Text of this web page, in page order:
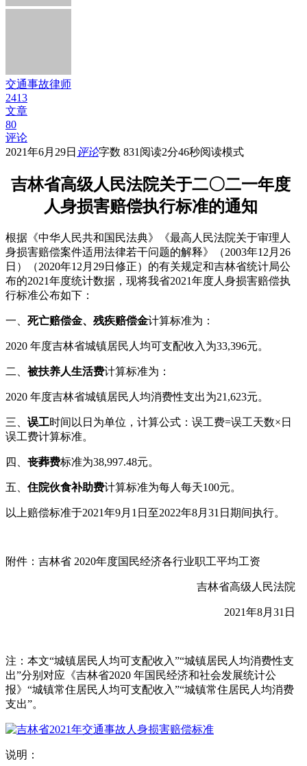
交通事故律师
2413
文章
80
评论
2021年6月29日 评论字数 831 阅读2分46秒阅读模式
吉林省高级人民法院关于二〇二一年度
人身损害赔偿执行标准的通知
根据《中华人民共和国民法典》《最高人民法院关于审理人
身损害赔偿案件适用法律若干问题的解释》（2003年12月26
日）（2020年12月29日修正）的有关规定和吉林省统计局公
布的2021年度统计数据，现将我省2021年度人身损害赔偿执
行标准公布如下：
一、 死亡赔偿金、残疾赔偿金计算标准为：
2020 年度吉林省城镇居民人均可支配收入为33,396元。
二、 被扶养人生活费计算标准为：
2020 年度吉林省城镇居民人均消费性支出为21,623元。
三、 误工时间以日为单位，计算公式：误工费=误工天数×日
误工费计算标准。
四、 丧葬费标准为38,997.48元。
五、 住院伙食补助费计算标准为每人每天100元。
以上赔偿标准于2021年9月1日至2022年8月31日期间执行。
附件：吉林省 2020年度国民经济各行业职工平均工资
吉林省高级人民法院
2021年8月31日
注：本文“城镇居民人均可支配收入”“城镇居民人均消费性支
出”分别对应《吉林省2020 年国民经济和社会发展统计公
报》“城镇常住居民人均可支配收入”“城镇常住居民人均消费
支出”。
说明：